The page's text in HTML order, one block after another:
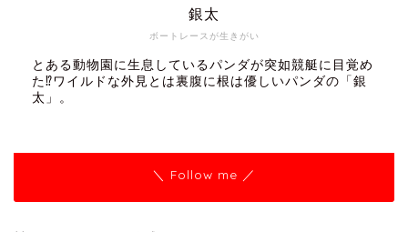
ボートレースが生きがい
銀太
とある動物園に生息しているパンダが突如競艇に目覚め
た⁉ワイルドな外見とは裏腹に根は優しいパンダの「銀
太」。
＼ Follow me ／